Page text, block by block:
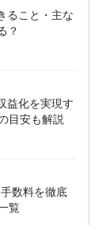
ること・主な
？
益化を実現す
目安も解説
数料を徹底
覧